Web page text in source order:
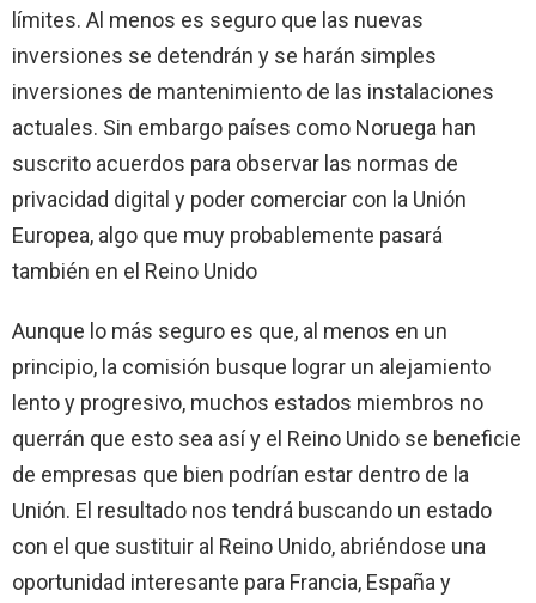
límites. Al menos es seguro que las nuevas
inversiones se detendrán y se harán simples
inversiones de mantenimiento de las instalaciones
actuales. Sin embargo países como Noruega han
suscrito acuerdos para observar las normas de
privacidad digital y poder comerciar con la Unión
Europea, algo que muy probablemente pasará
también en el Reino Unido
Aunque lo más seguro es que, al menos en un
principio, la comisión busque lograr un alejamiento
lento y progresivo, muchos estados miembros no
querrán que esto sea así y el Reino Unido se beneficie
de empresas que bien podrían estar dentro de la
Unión. El resultado nos tendrá buscando un estado
con el que sustituir al Reino Unido, abriéndose una
oportunidad interesante para Francia, España y